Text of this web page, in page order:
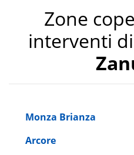
Zone
interventi di
Monza Brianza
Arcore